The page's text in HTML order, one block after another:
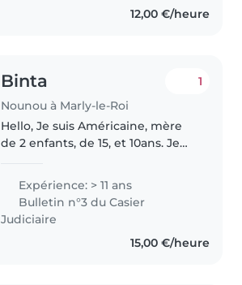
12,00 €/heure
Binta
Nounou à Marly-le-Roi
1
Hello, Je suis Américaine, mère
de 2 enfants, de 15, et 10ans. Je
responsable. Très à l'aise avec les
enfants. Je trouve toujours du
plaisir à interagir avec..
Expérience: > 11 ans
Bulletin n°3 du Casier
Judiciaire
15,00 €/heure